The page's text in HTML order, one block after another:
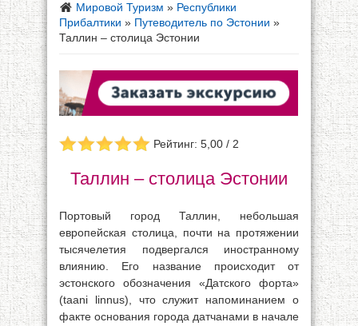
Мировой Туризм » Республики
Прибалтики » Путеводитель по Эстонии »
Таллин – столица Эстонии
Рейтинг: 5,00 / 2
Таллин – столица Эстонии
Портовый город Таллин, небольшая
европейская столица, почти на протяжении
тысячелетия подвергался иностранному
влиянию. Его название происходит от
эстонского обозначения «Датского форта»
(taani linnus), что служит напоминанием о
факте основания города датчанами в начале